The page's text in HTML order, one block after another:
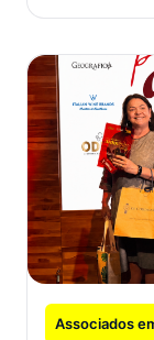
Associados